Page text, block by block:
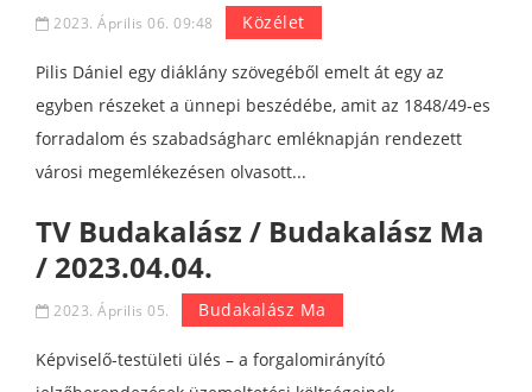
2023. Április 06. 09:48 Közélet
Pilis Dániel egy diáklány szövegéből emelt át egy az
egyben részeket a ünnepi beszédébe, amit az 1848/49-es
forradalom és szabadságharc emléknapján rendezett
városi megemlékezésen olvasott...
TV Budakalász / Budakalász Ma
/ 2023.04.04.
2023. Április 05. Budakalász Ma
Képviselő-testületi ülés – a forgalomirányító